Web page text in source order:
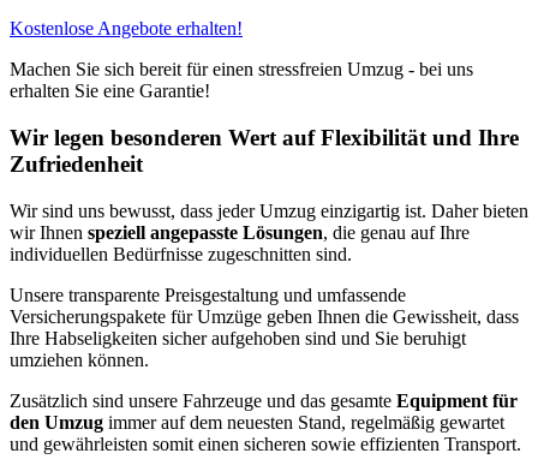
Kostenlose Angebote erhalten!
Machen Sie sich bereit für einen stressfreien Umzug - bei uns
erhalten Sie eine Garantie!
Wir legen besonderen Wert auf Flexibilität und Ihre
Zufriedenheit
Wir sind uns bewusst, dass jeder Umzug einzigartig ist. Daher bieten
wir Ihnen speziell angepasste Lösungen, die genau auf Ihre
individuellen Bedürfnisse zugeschnitten sind.
Unsere transparente Preisgestaltung und umfassende
Versicherungspakete für Umzüge geben Ihnen die Gewissheit, dass
Ihre Habseligkeiten sicher aufgehoben sind und Sie beruhigt
umziehen können.
Zusätzlich sind unsere Fahrzeuge und das gesamte Equipment für
den Umzug immer auf dem neuesten Stand, regelmäßig gewartet
und gewährleisten somit einen sicheren sowie effizienten Transport.